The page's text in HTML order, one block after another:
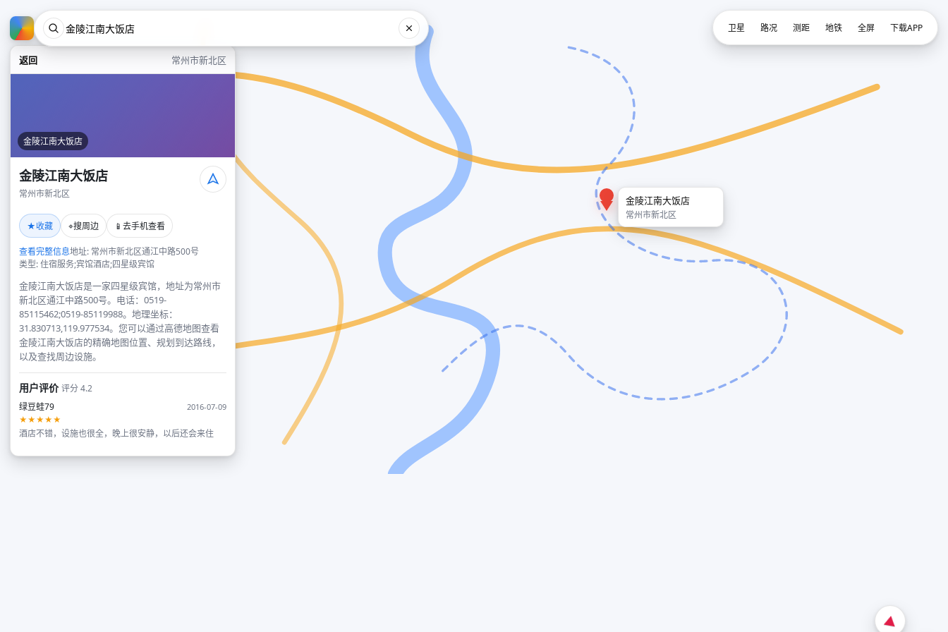
返回 常州市新北区
金陵江南大饭店
金陵江南大饭店
常州市新北区
★收藏 ⌖搜周边 📱 去手机查看
查看完整信息地址: 常州市新北区通江中路500号
类型: 住宿服务;宾馆酒店;四星级宾馆
金陵江南大饭店是一家四星级宾馆，地址为常州市
新北区通江中路500号。电话：0519-
85115462;0519-85119988。地理坐标：
31.830713,119.977534。您可以通过高德地图查看
金陵江南大饭店的精确地图位置、规划到达路线，
以及查找周边设施。
用户评价评分 4.2
绿豆蛙79
2016-07-09
★★★★★
酒店不错，设施也很全，晚上很安静，以后还会来住
金陵江南大饭店
常州市新北区
卫星 路况 测距 地铁 全屏 下载APP